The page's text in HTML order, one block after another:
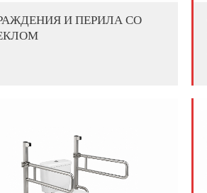
И ПЕРИЛА СО